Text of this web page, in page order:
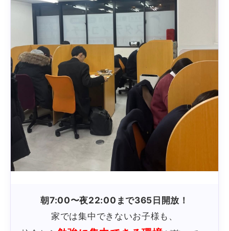
朝7:00〜夜22:00まで365日開放！
家では集中できないお子様も、